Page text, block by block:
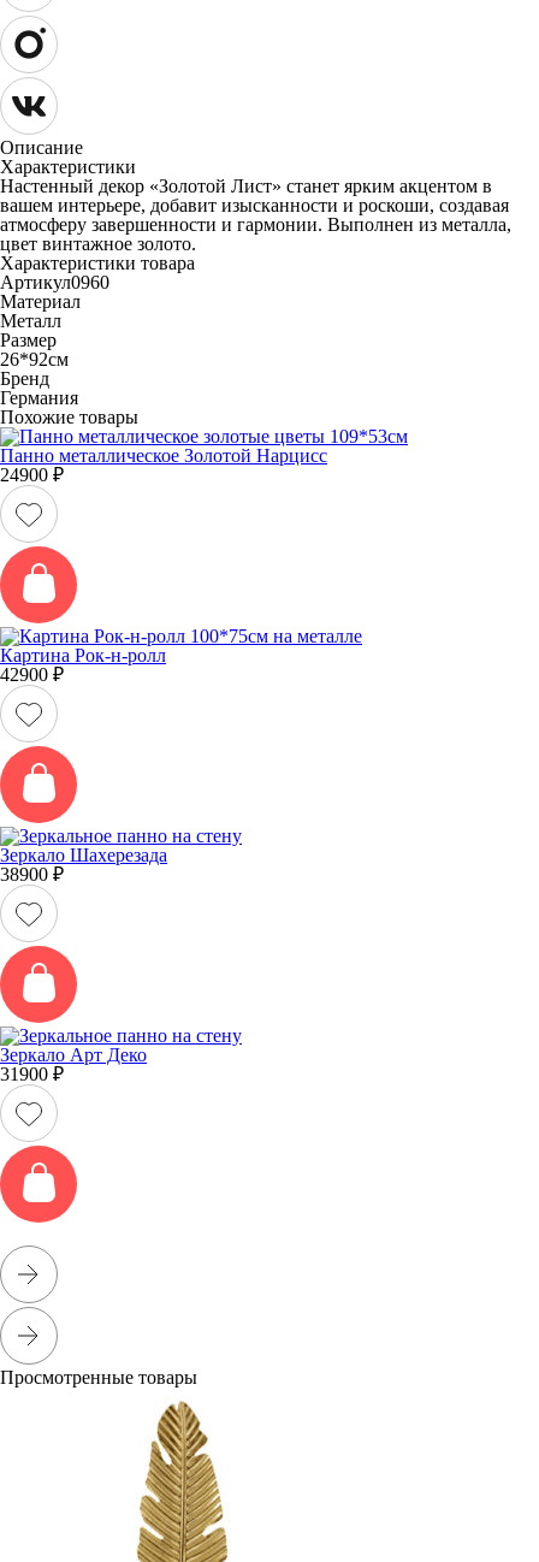
Описание
Характеристики
Настенный декор «Золотой Лист» станет ярким акцентом в
вашем интерьере, добавит изысканности и роскоши, создавая
атмосферу завершенности и гармонии. Выполнен из металла,
цвет винтажное золото.
Характеристики товара
Артикул0960
Материал
Металл
Размер
26*92см
Бренд
Германия
Похожие товары
Панно металлическое Золотой Нарцисс
24900 ₽
Картина Рок-н-ролл
42900 ₽
Зеркало Шахерезада
38900 ₽
Зеркало Арт Деко
31900 ₽
Просмотренные товары